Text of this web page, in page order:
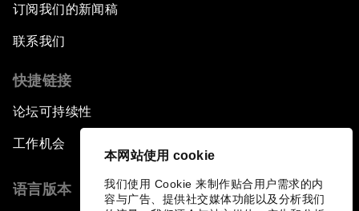
本网站使用 cookie
我们使用 Cookie 来制作贴合用户需求的内
容与广告、提供社交媒体功能以及分析我们
订阅我们的新闻稿
联系我们
快捷链接
论坛可持续性
工作机会
语言版本